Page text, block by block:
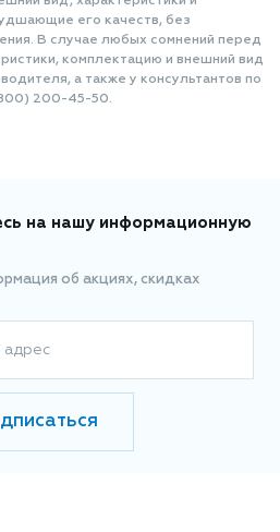
его качеств, без
В случае любых сомнений перед
комплектацию и внешний вид
а также у консультантов по
200-45-50.
на нашу информационную
об акциях, скидках
адрес